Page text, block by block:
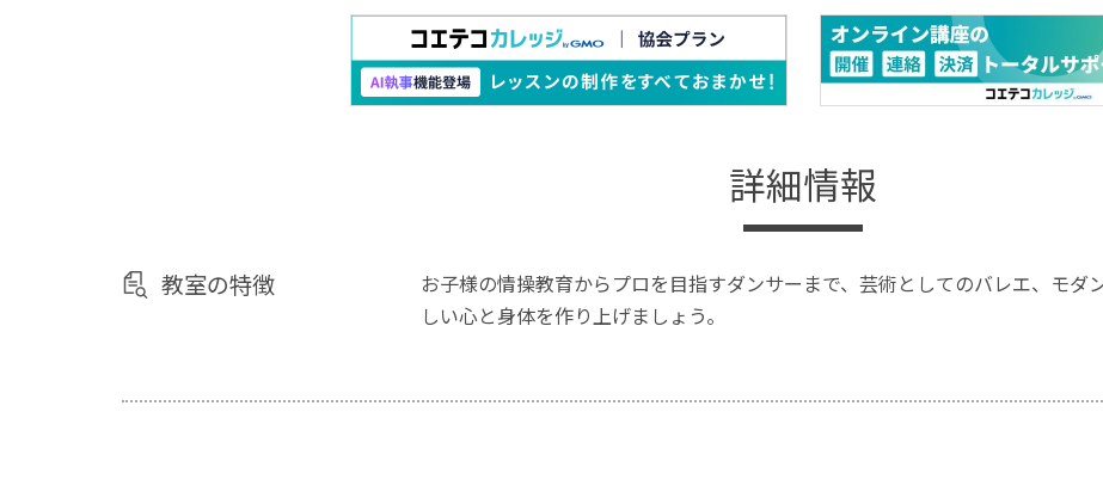
詳細情報
教室の特徴
お子様の情操教育からプロを目指すダンサーまで、芸術としてのバレエ、モダ
しい心と身体を作り上げましょう。